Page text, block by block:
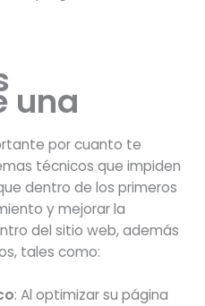
una
por cuanto te
técnicos que impiden
dentro de los primeros
y mejorar la
del sitio web, además
tales como:
: Al optimizar su página